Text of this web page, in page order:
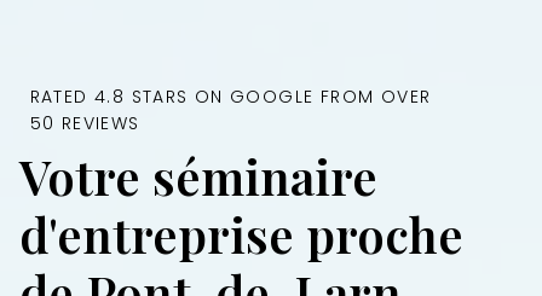
RATED 4.8 STARS ON GOOGLE FROM OVER
50 REVIEWS
Votre séminaire
d'entreprise proche